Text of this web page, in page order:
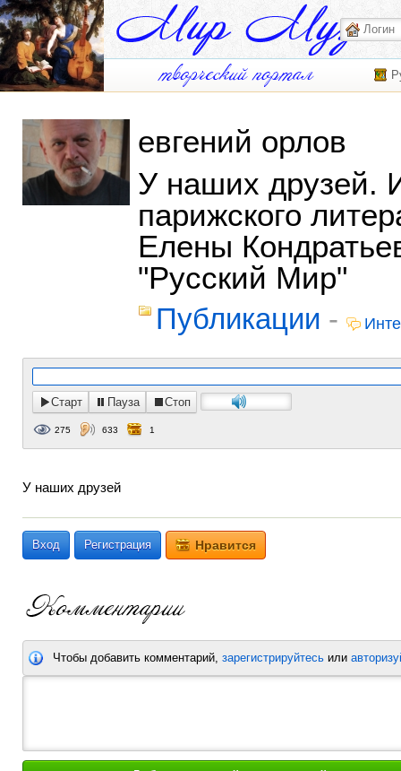
евгений орлов
У наших друзей.
парижского
Елены
"Русский Мир"
Публикации -
Старт Пауза Стоп
275 633 1
У наших друзей
Вход Регистрация Нравится
Чтобы добавить комментарий, зарегистрируйтесь или